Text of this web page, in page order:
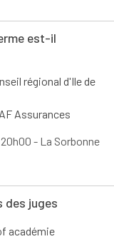
est-il
régional d'Ile de
Assurances
- La Sorbonne
des juges
académie